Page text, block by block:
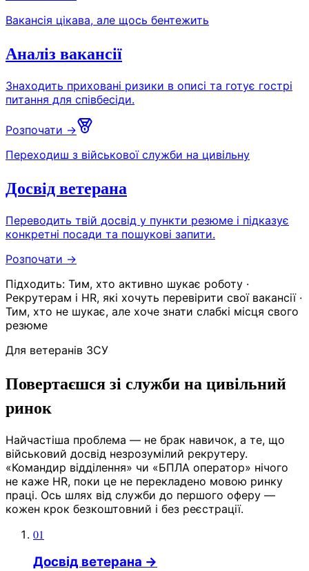
Вакансія цікава, але щось бентежить
Аналіз вакансії
Знаходить приховані ризики в описі та готує гострі
питання для співбесіди.
Розпочати →
Переходиш з військової служби на цивільну
Досвід ветерана
Переводить твій досвід у пункти резюме і підказує
конкретні посади та пошукові запити.
Розпочати →
Підходить: Тим, хто активно шукає роботу ·
Рекрутерам і HR, які хочуть перевірити свої вакансії ·
Тим, хто не шукає, але хоче знати слабкі місця свого
резюме
Для ветеранів ЗСУ
Повертаєшся зі служби на цивільний
ринок
Найчастіша проблема — не брак навичок, а те, що
військовий досвід незрозумілий рекрутеру.
«Командир відділення» чи «БПЛА оператор» нічого
не каже HR, поки це не перекладено мовою ринку
праці. Ось шлях від служби до першого оферу —
кожен крок безкоштовний і без реєстрації.
01
Досвід ветерана →